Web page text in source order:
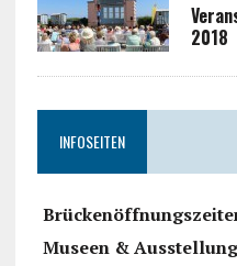
2018
INFOSEITEN
Museen &